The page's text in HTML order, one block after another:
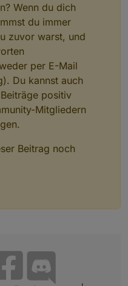
Wenn du dich
du immer
zuvor warst, und
per E-Mail
Du kannst auch
positiv
Mitgliedern
Beitrag noch